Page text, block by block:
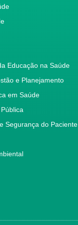
Educação na Saúde
e Planejamento
em Saúde
Segurança do Paciente